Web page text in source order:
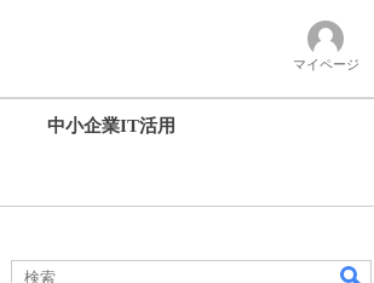
マイページ
中小企業IT活用